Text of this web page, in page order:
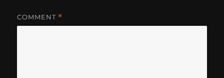
COMMENT *